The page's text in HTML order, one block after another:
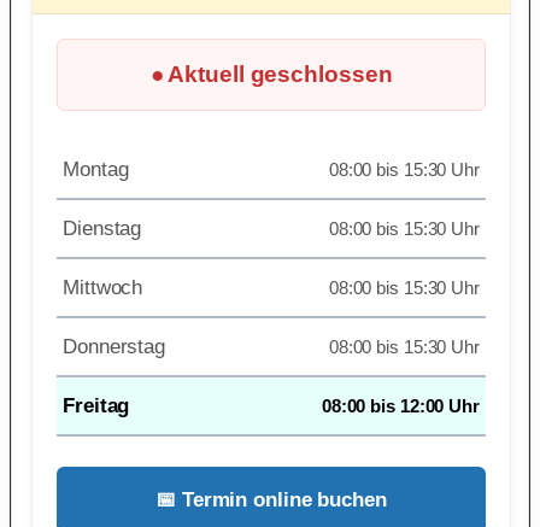
● Aktuell geschlossen
Montag 08:00 bis 15:30 Uhr
Dienstag 08:00 bis 15:30 Uhr
Mittwoch 08:00 bis 15:30 Uhr
Donnerstag 08:00 bis 15:30 Uhr
Freitag 08:00 bis 12:00 Uhr
📅 Termin online buchen